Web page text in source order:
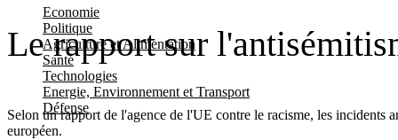
Economie
Politique
Agriculture et Alimentation
Santé
Technologies
Energie, Environnement et Transport
Défense
Le rapport sur
Selon un rapport de l'agence de l'UE contre le racisme, les
européen.